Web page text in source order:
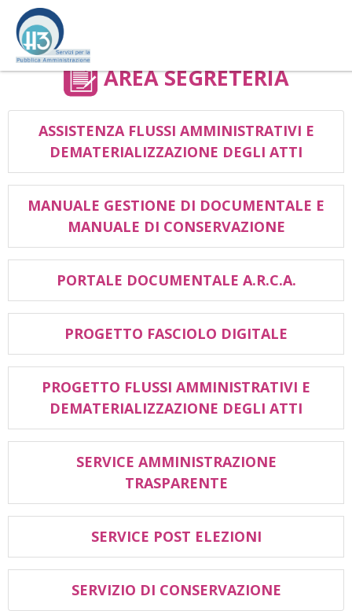
AREA SEGRETERIA
ASSISTENZA FLUSSI AMMINISTRATIVI E
DEMATERIALIZZAZIONE DEGLI ATTI
MANUALE GESTIONE DI DOCUMENTALE E
MANUALE DI CONSERVAZIONE
PORTALE DOCUMENTALE A.R.C.A.
PROGETTO FASCIOLO DIGITALE
PROGETTO FLUSSI AMMINISTRATIVI E
DEMATERIALIZZAZIONE DEGLI ATTI
SERVICE AMMINISTRAZIONE
TRASPARENTE
SERVICE POST ELEZIONI
SERVIZIO DI CONSERVAZIONE